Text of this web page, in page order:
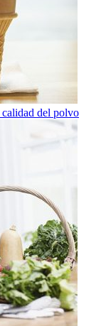
calidad del polvo